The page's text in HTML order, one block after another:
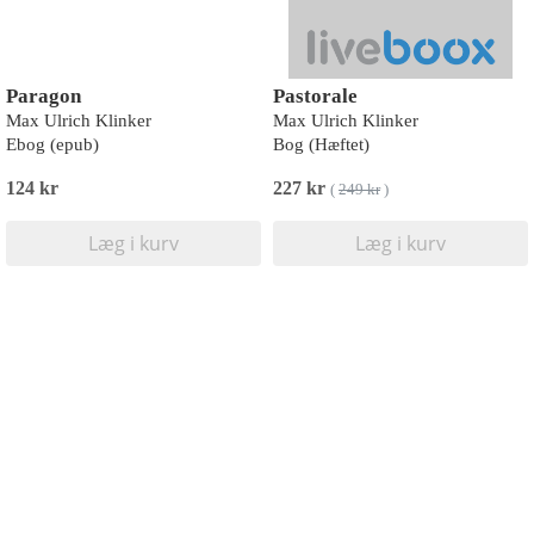
Paragon
Max Ulrich Klinker
Ebog (epub)
124 kr
Læg i kurv
Pastorale
Max Ulrich Klinker
Bog (Hæftet)
227 kr ( 249 kr)
Læg i kurv